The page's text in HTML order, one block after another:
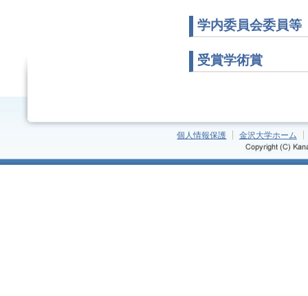
学内委員会委員等
受賞学術賞
個人情報保護 金沢大学ホーム